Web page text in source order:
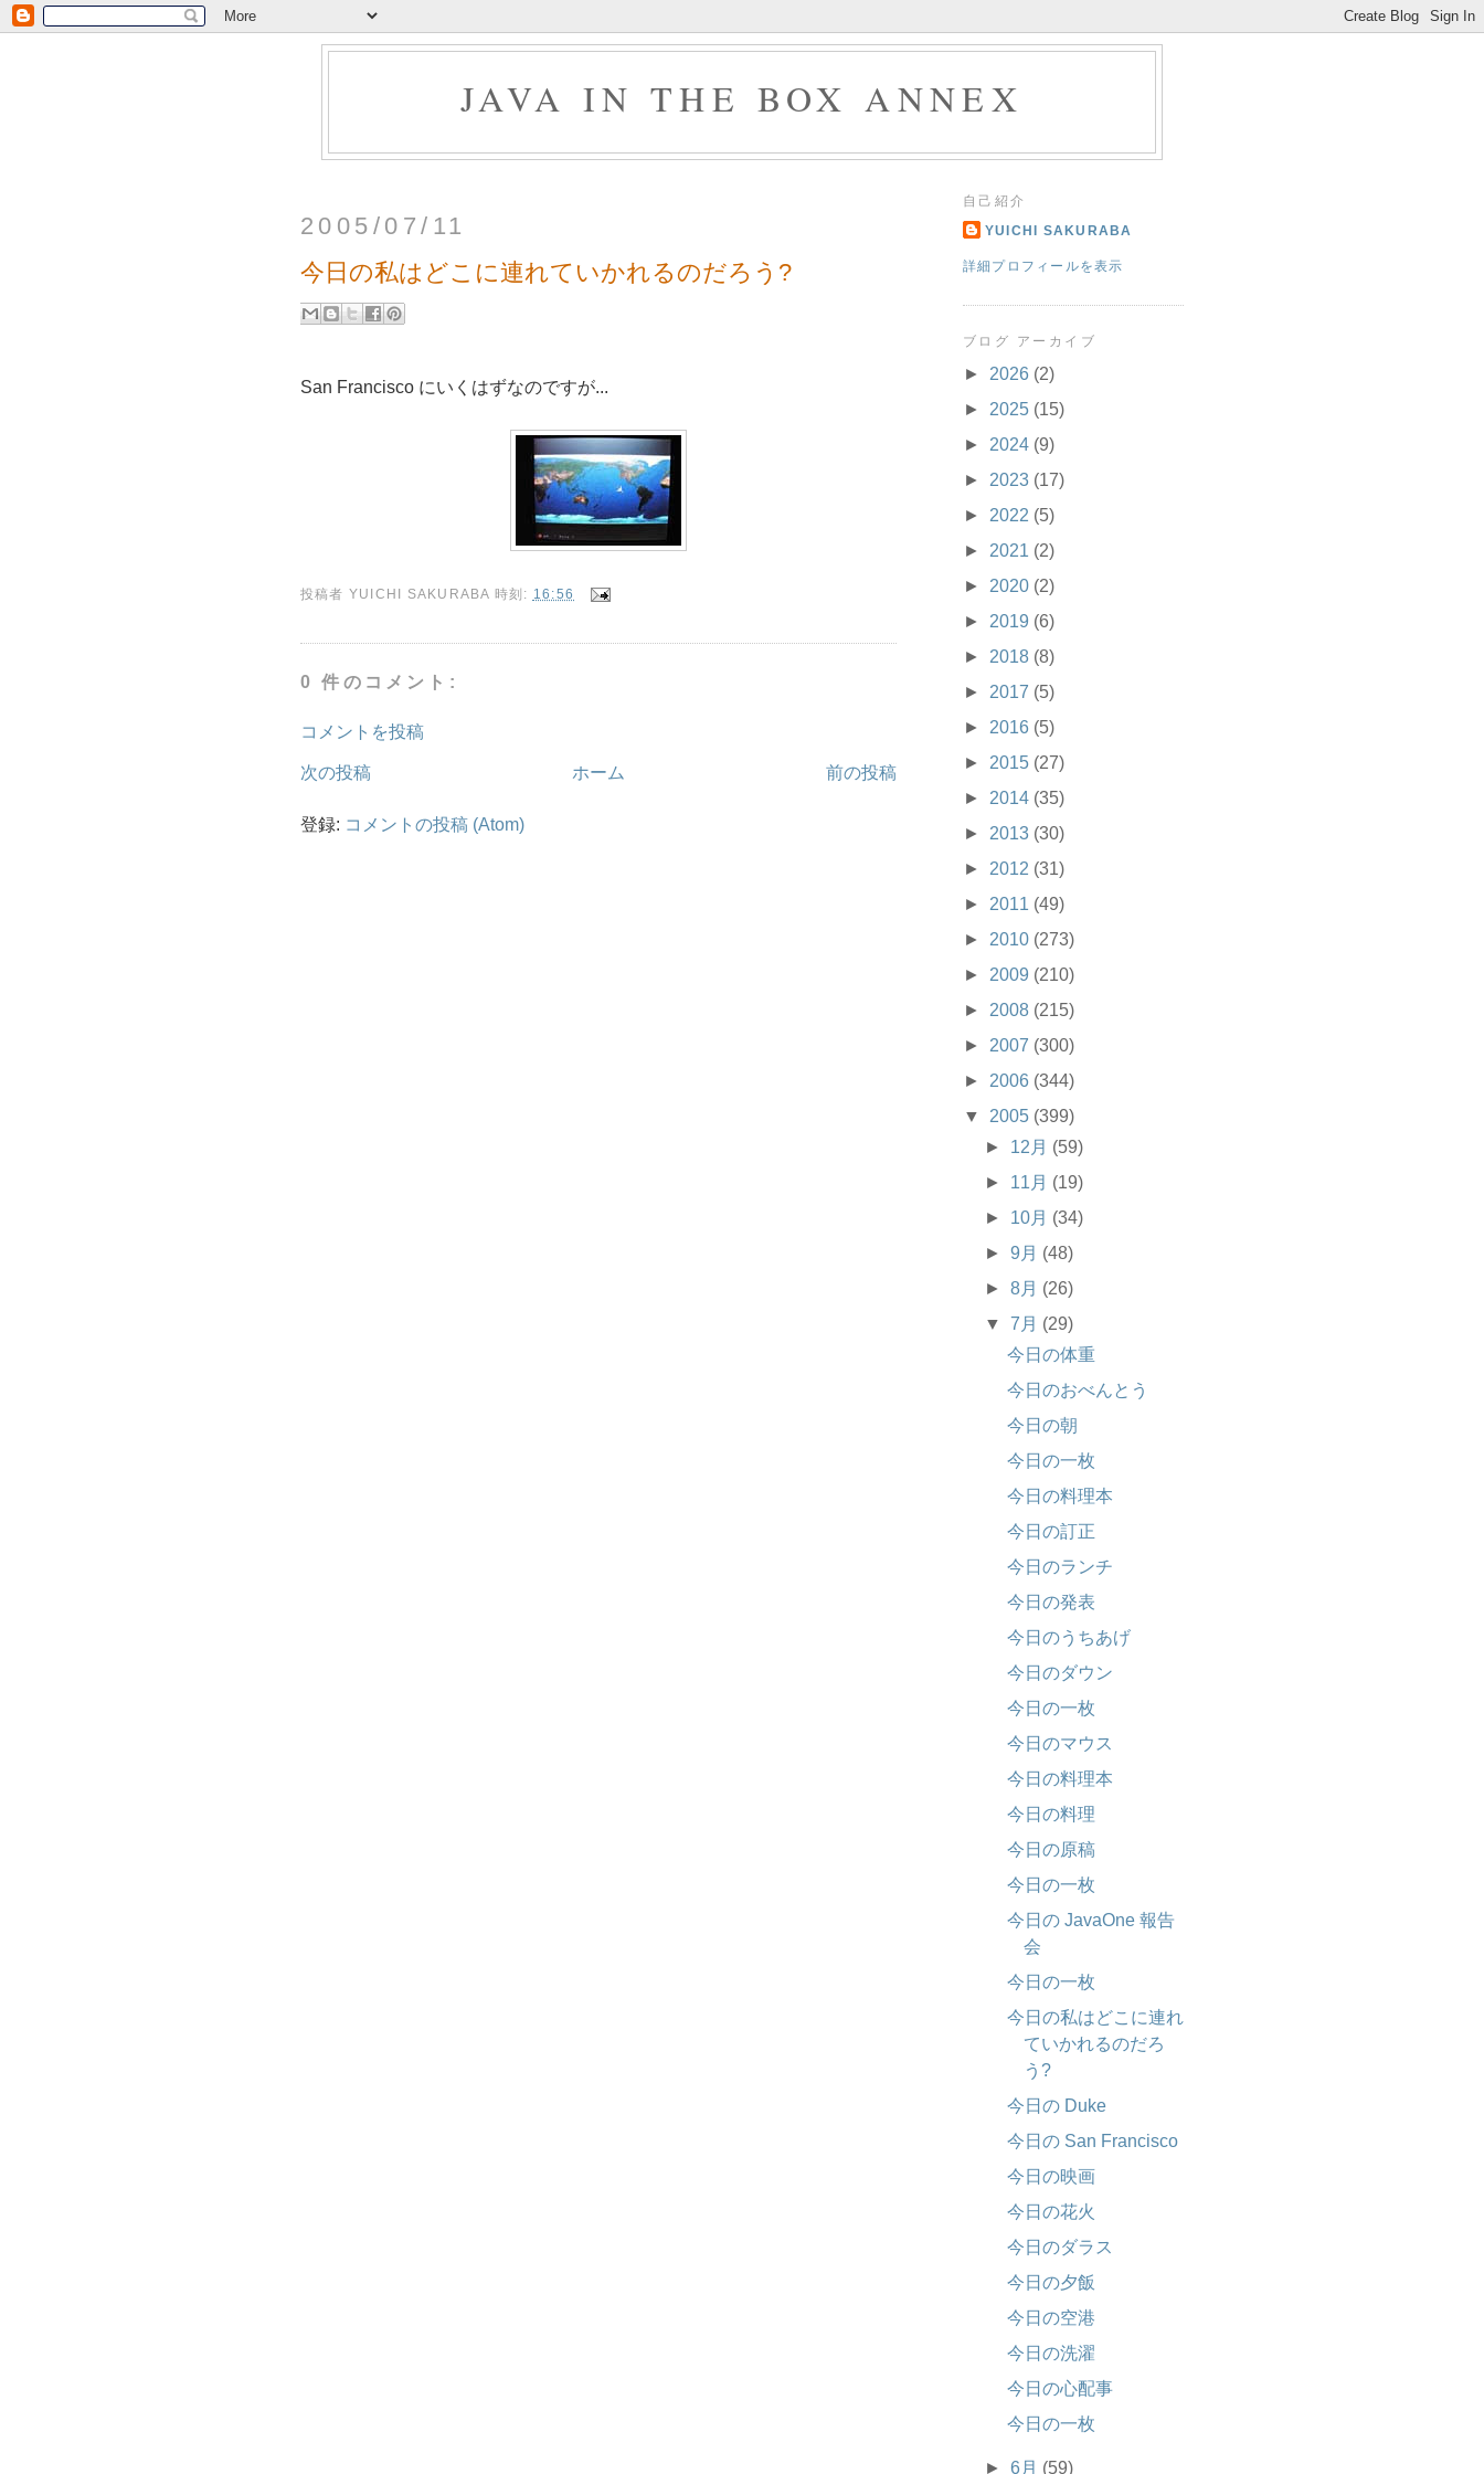
JAVA IN THE BOX ANNEX
2005/07/11
今日の私はどこに連れていかれるのだろう?
San Francisco にいくはずなのですが...
投稿者 YUICHI SAKURABA 時刻: 16:56
0 件のコメント:
コメントを投稿
次の投稿 前の投稿
ホーム
登録: コメントの投稿 (Atom)
自己紹介
YUICHI SAKURABA
詳細プロフィールを表示
ブログ アーカイブ
► 2026 (2)
► 2025 (15)
► 2024 (9)
► 2023 (17)
► 2022 (5)
► 2021 (2)
► 2020 (2)
► 2019 (6)
► 2018 (8)
► 2017 (5)
► 2016 (5)
► 2015 (27)
► 2014 (35)
► 2013 (30)
► 2012 (31)
► 2011 (49)
► 2010 (273)
► 2009 (210)
► 2008 (215)
► 2007 (300)
► 2006 (344)
▼ 2005 (399)
► 12月 (59)
► 11月 (19)
► 10月 (34)
►9月 (48)
►8月 (26)
▼7月 (29)
今日の体重
今日のおべんとう
今日の朝
今日の一枚
今日の料理本
今日の訂正
今日のランチ
今日の発表
今日のうちあげ
今日のダウン
今日の一枚
今日のマウス
今日の料理本
今日の料理
今日の原稿
今日の一枚
今日の JavaOne 報告
会
今日の一枚
今日の私はどこに連れ
ていかれるのだろ
う?
今日の Duke
今日の San Francisco
今日の映画
今日の花火
今日のダラス
今日の夕飯
今日の空港
今日の洗濯
今日の心配事
今日の一枚
►6月 (59)